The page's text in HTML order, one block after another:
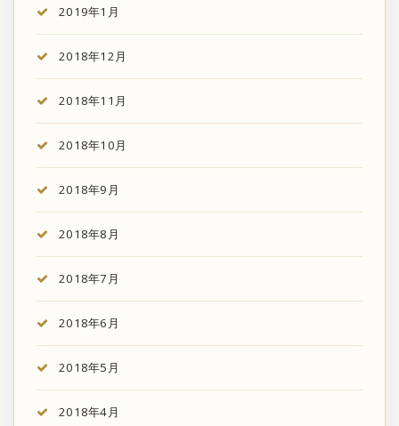
2019年1月
2018年12月
2018年11月
2018年10月
2018年9月
2018年8月
2018年7月
2018年6月
2018年5月
2018年4月